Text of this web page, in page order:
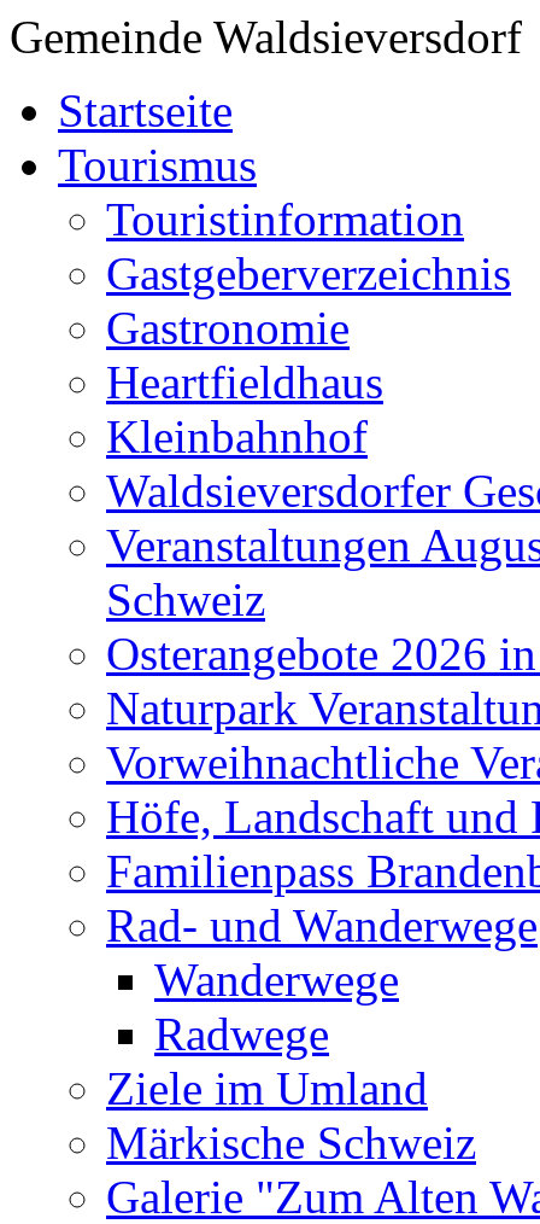
Gemeinde Waldsieversdorf
Startseite
Tourismus
Touristinformation
Gastgeberverzeichnis
Gastronomie
Heartfieldhaus
Kleinbahnhof
Waldsieversdorfer
Veranstaltungen
Schweiz
Osterangebote 2026
Naturpark
Vorweihnachtliche
Höfe, Landschaft und
Familienpass
Rad- und Wanderwege
Wanderwege
Radwege
Ziele im Umland
Märkische Schweiz
Galerie "Zum Alten